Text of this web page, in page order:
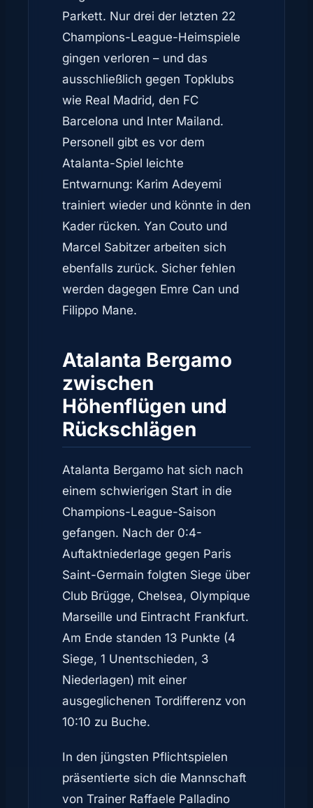
Parkett. Nur drei der letzten 22
Champions-League-Heimspiele
gingen verloren – und das
ausschließlich gegen Topklubs
wie Real Madrid, den FC
Barcelona und Inter Mailand.
Personell gibt es vor dem
Atalanta-Spiel leichte
Entwarnung: Karim Adeyemi
trainiert wieder und könnte in den
Kader rücken. Yan Couto und
Marcel Sabitzer arbeiten sich
ebenfalls zurück. Sicher fehlen
werden dagegen Emre Can und
Filippo Mane.
Atalanta Bergamo
zwischen
Höhenflügen und
Rückschlägen
Atalanta Bergamo hat sich nach
einem schwierigen Start in die
Champions-League-Saison
gefangen. Nach der 0:4-
Auftaktniederlage gegen Paris
Saint-Germain folgten Siege über
Club Brügge, Chelsea, Olympique
Marseille und Eintracht Frankfurt.
Am Ende standen 13 Punkte (4
Siege, 1 Unentschieden, 3
Niederlagen) mit einer
ausgeglichenen Tordifferenz von
10:10 zu Buche.
In den jüngsten Pflichtspielen
präsentierte sich die Mannschaft
von Trainer Raffaele Palladino